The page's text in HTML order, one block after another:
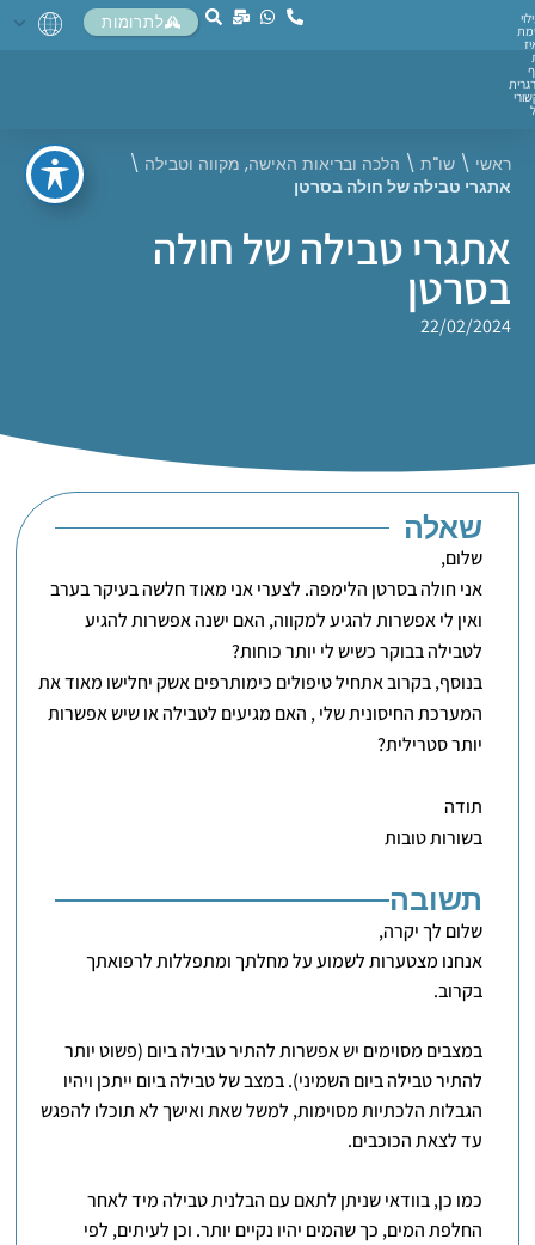
לתרומות
ראשי \ שו"ת \ הלכה ובריאות האישה, מקווה וטבילה \
אתגרי טבילה של חולה בסרטן
אתגרי טבילה של חולה
בסרטן
22/02/2024
שאלה
שלום,
אני חולה בסרטן הלימפה. לצערי אני מאוד חלשה בעיקר בערב
ואין לי אפשרות להגיע למקווה, האם ישנה אפשרות להגיע
לטבילה בבוקר כשיש לי יותר כוחות?
בנוסף, בקרוב אתחיל טיפולים כימותרפים אשק יחלישו מאוד את
המערכת החיסונית שלי , האם מגיעים לטבילה או שיש אפשרות
יותר סטרילית?
תודה
בשורות טובות
תשובה
שלום לך יקרה,
אנחנו מצטערות לשמוע על מחלתך ומתפללות לרפואתך
בקרוב.
במצבים מסוימים יש אפשרות להתיר טבילה ביום (פשוט יותר
להתיר טבילה ביום השמיני). במצב של טבילה ביום ייתכן ויהיו
הגבלות הלכתיות מסוימות, למשל שאת ואישך לא תוכלו להפגש
עד לצאת הכוכבים.
כמו כן, בוודאי שניתן לתאם עם הבלנית טבילה מיד לאחר
החלפת המים, כך שהמים יהיו נקיים יותר. וכן לעיתים, לפי